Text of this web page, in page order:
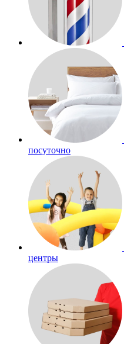
посуточно
центры